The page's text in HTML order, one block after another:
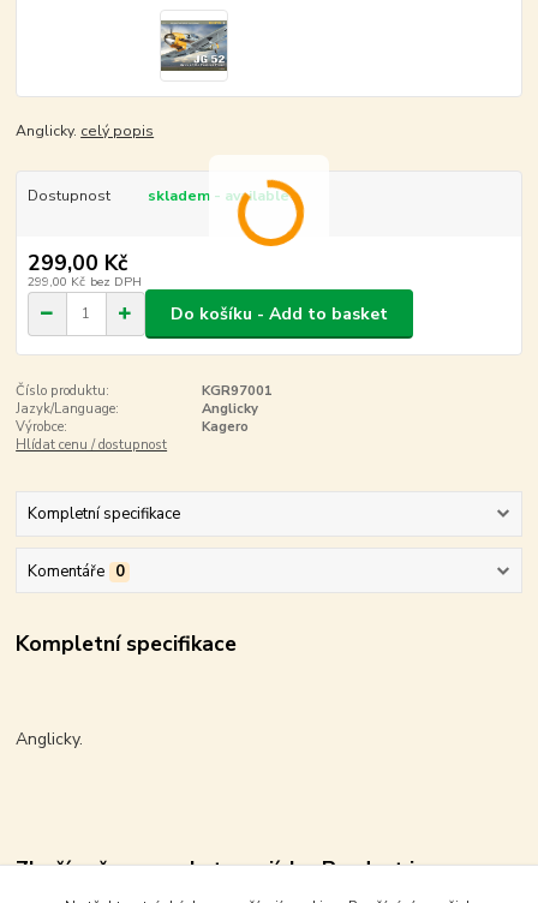
Anglicky. celý popis
Dostupnost skladem - available
299,00 Kč
299,00 Kč bez DPH
Do košíku - Add to basket
Číslo produktu:
KGR97001
Jazyk/Language:
Anglicky
Výrobce:
Kagero
Hlídat cenu / dostupnost
Kompletní specifikace
Komentáře 0
Kompletní specifikace
Anglicky.
Zboží zařazeno v kategoriích - Product in
category